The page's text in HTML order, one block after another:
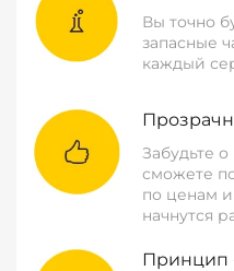
Вы точно
запасные
каждый
Забудьте
сможете
по ценам
начнутся
Принцип